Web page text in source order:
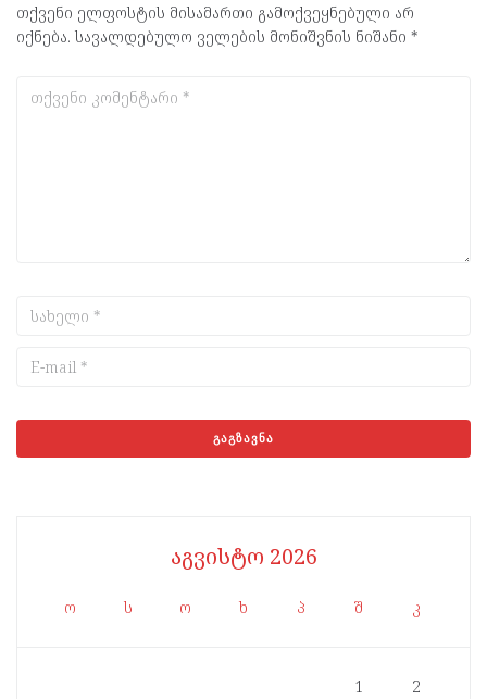
თქვენი ელფოსტის მისამართი გამოქვეყნებული არ
იქნება. სავალდებულო ველების მონიშვნის ნიშანი *
აგვისტო 2026
ო ს ო ხ პ შ კ
1 2